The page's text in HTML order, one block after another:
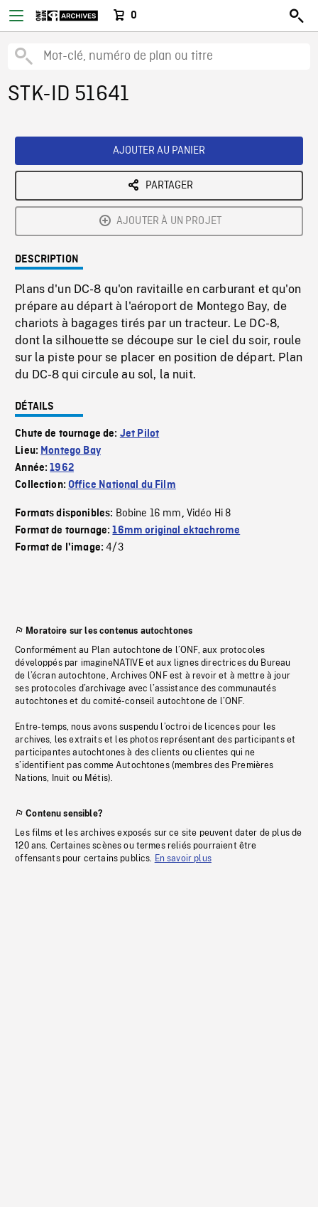
0
STK-ID 51641
AJOUTER AU PANIER
PARTAGER
AJOUTER À UN PROJET
DESCRIPTION
Plans d'un DC-8 qu'on ravitaille en carburant et qu'on
prépare au départ à l'aéroport de Montego Bay, de
chariots à bagages tirés par un tracteur. Le DC-8,
dont la silhouette se découpe sur le ciel du soir, roule
sur la piste pour se placer en position de départ. Plan
du DC-8 qui circule au sol, la nuit.
DÉTAILS
Chute de tournage de: Jet Pilot
Lieu: Montego Bay
Année:1962
Collection:Office National du Film
Formats disponibles: Bobine 16 mm, Vidéo Hi 8
Format de tournage:16mm original ektachrome
Format de l'image:4/3
Moratoire sur les contenus autochtones
Conformément au Plan autochtone de l’ONF, aux protocoles
développés par imagineNATIVE et aux lignes directrices du Bureau
de l’écran autochtone, Archives ONF est à revoir et à mettre à jour
ses protocoles d’archivage avec l’assistance des communautés
autochtones et du comité-conseil autochtone de l’ONF.
Entre-temps, nous avons suspendu l’octroi de licences pour les
archives, les extraits et les photos représentant des participants et
participantes autochtones à des clients ou clientes qui ne
s’identifient pas comme Autochtones (membres des Premières
Nations, Inuit ou Métis).
Contenu sensible?
Les films et les archives exposés sur ce site peuvent dater de plus de
120 ans. Certaines scènes ou termes reliés pourraient être
offensants pour certains publics. En savoir plus